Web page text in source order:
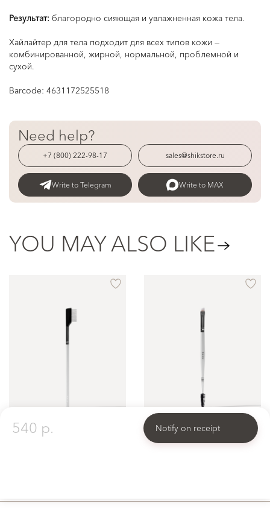
540 p. Notify on receipt
Результат: благородно сияющая и увлажненная кожа тела.
Хайлайтер для тела подходит для всех типов кожи —
комбинированной, жирной, нормальной, проблемной и
сухой.
Barcode: 4631172525518
Need help?
+7 (800) 222-98-17 sales@shikstore.ru
Write to Telegram Write to MAX
YOU MAY ALSO LIKE